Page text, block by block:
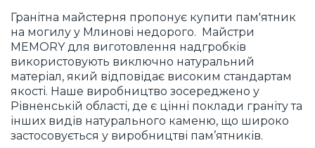
Гранітна майстерня пропонує купити пам'ятник
на могилу у Млинові недорого. Майстри
MEMORY для виготовлення надгробків
використовують виключно натуральний
матеріал, який відповідає високим стандартам
якості. Наше виробництво зосереджено у
Рівненській області, де є цінні поклади граніту та
інших видів натурального каменю, що широко
застосовується у виробництві пам’ятників.